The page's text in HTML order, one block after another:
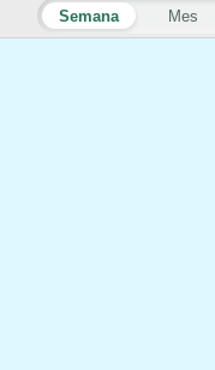
Semana Mes